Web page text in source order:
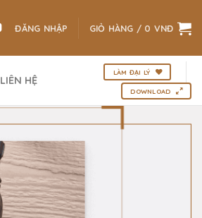
ĐĂNG NHẬP GIỎ HÀNG / 0 VNĐ
LIÊN HỆ
LÀM ĐẠI LÝ
DOWNLOAD